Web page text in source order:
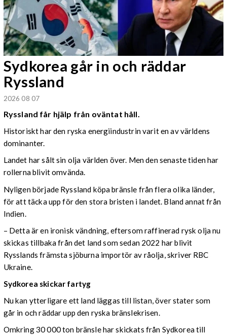
Sydkorea går in och räddar
Ryssland
2026 08 07
Ryssland får hjälp från oväntat håll.
Historiskt har den ryska energiindustrin varit en av världens
dominanter.
Landet har sålt sin olja världen över. Men den senaste tiden har
rollerna blivit omvända.
Nyligen började Ryssland köpa bränsle från flera olika länder,
för att täcka upp för den stora bristen i landet. Bland annat från
Indien.
– Detta är en ironisk vändning, eftersom raffinerad rysk olja nu
skickas tillbaka från det land som sedan 2022 har blivit
Rysslands främsta sjöburna importör av råolja, skriver RBC
Ukraine.
Sydkorea skickar fartyg
Nu kan ytterligare ett land läggas till listan, över stater som
går in och räddar upp den ryska bränslekrisen.
Omkring 30 000 ton bränsle har skickats från Sydkorea till